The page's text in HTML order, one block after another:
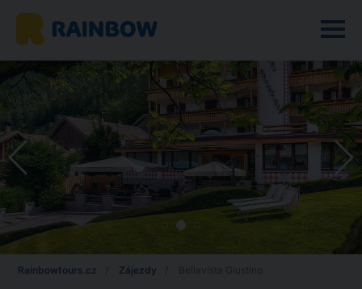
Rainbowtours.cz Zájezdy